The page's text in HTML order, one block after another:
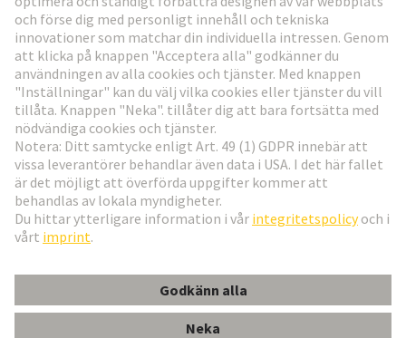
Gå till registrering
Social Media
Sverige
© Teknologi-koncernen HARTING